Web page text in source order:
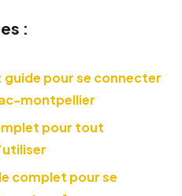
:
guide pour se connecter
montpellier
pour tout
complet pour se